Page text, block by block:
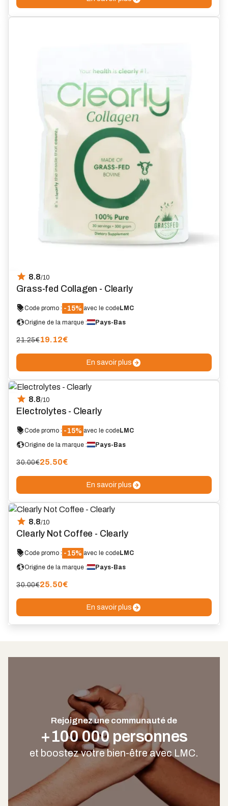
8.8/10
Grass-fed Collagen - Clearly
Code promo : -15% avec le codeLMC
Origine de la marque :
Pays-Bas
21.25€19.12€
En savoir plus
8.8/10
Electrolytes - Clearly
Code promo : -15% avec le codeLMC
Origine de la marque :
Pays-Bas
30.00€25.50€
En savoir plus
8.8/10
Clearly Not Coffee - Clearly
Code promo : -15% avec le codeLMC
Origine de la marque :
Pays-Bas
30.00€25.50€
En savoir plus
Rejoignez une communauté de
+100 000 personnes
et boostez votre bien-être avec LMC.